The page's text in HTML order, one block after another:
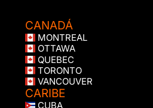
CANADÁ
MONTREAL
OTTAWA
QUEBEC
TORONTO
VANCOUVER
CARIBE
CUBA